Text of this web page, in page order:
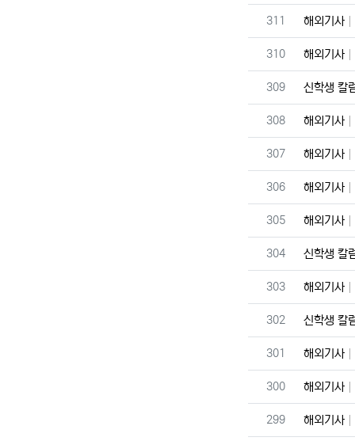
번호
311 해외기사
번호
310 해외기사
번호
309 신학생 칼
번호
308 해외기사
번호
307 해외기사
번호
306 해외기사
번호
305 해외기사
번호
304 신학생 칼
번호
303 해외기사
번호
302 신학생 칼
번호
301 해외기사
번호
300 해외기사
번호
299 해외기사